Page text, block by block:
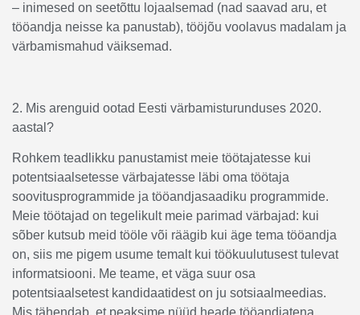
– inimesed on seetõttu lojaalsemad (nad saavad aru, et
tööandja neisse ka panustab), tööjõu voolavus madalam ja
värbamismahud väiksemad.
2. Mis arenguid ootad Eesti värbamisturunduses 2020.
aastal?
Rohkem teadlikku panustamist meie töötajatesse kui
potentsiaalsetesse värbajatesse läbi oma töötaja
soovitusprogrammide ja tööandjasaadiku programmide.
Meie töötajad on tegelikult meie parimad värbajad: kui
sõber kutsub meid tööle või räägib kui äge tema tööandja
on, siis me pigem usume temalt kui töökuulutusest tulevat
informatsiooni. Me teame, et väga suur osa
potentsiaalsetest kandidaatidest on ju sotsiaalmeedias.